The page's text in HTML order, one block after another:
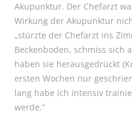
Akupunktur. Der Chefarzt
Wirkung der Akupunktur
„stürzte der Chefarzt ins
Beckenboden, schmiss sich
haben sie herausgedrückt
ersten Wochen nur
lang habe ich intensiv
werde.“